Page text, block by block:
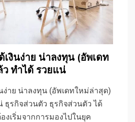
เงินง่าย น่าลงทุน (อัพเดท
ทำได้ รวยแน่
ง่าย น่าลงทุน (อัพเดทใหม่ล่าสุด)
ธุรกิจส่วนตัว ธุรกิจส่วนตัว ได้
งเริ่มจากการมองไปในยุค